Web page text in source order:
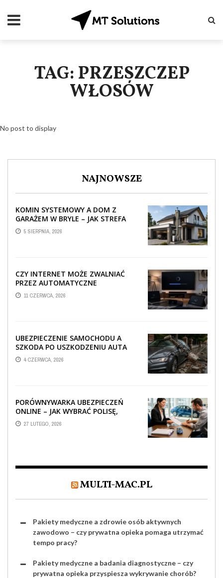
TAG: PRZESZCZEP
WŁOSÓW
No post to display
NAJNOWSZE
KOMIN SYSTEMOWY A DOM Z
GARAŻEM W BRYLE – JAK STREFA
TECHNICZNA WPŁYWA NA
PROWADZENIE ...
5 SIERPNIA, 2026
CZY INTERNET MOŻE ZWALNIAĆ
PRZEZ AUTOMATYCZNE
AKTUALIZACJE SYSTEMÓW SMART
TV?
11 CZERWCA, 2026
UBEZPIECZENIE SAMOCHODU A
SZKODA PO USZKODZENIU AUTA
PRZEZ SPADAJĄCY FRAGMENT
OGRODZENIA
4 CZERWCA, 2026
PORÓWNYWARKA UBEZPIECZEŃ
ONLINE – JAK WYBRAĆ POLISĘ,
KTÓRA REALNIE CHRONI TWÓJ
MAJĄTEK?
27 LUTEGO, 2026
MULTI-MAC.PL
Pakiety medyczne a zdrowie osób aktywnych
zawodowo – czy prywatna opieka pomaga utrzymać
tempo pracy?
Pakiety medyczne a badania diagnostyczne – czy
prywatna opieka przyspiesza wykrywanie chorób?